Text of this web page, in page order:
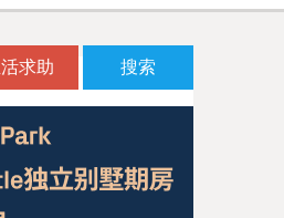
求助 搜索